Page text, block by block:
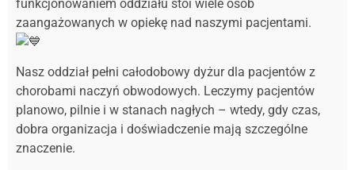
funkcjonowaniem oddziału stoi wiele osób
zaangażowanych w opiekę nad naszymi pacjentami.
Nasz oddział pełni całodobowy dyżur dla pacjentów z
chorobami naczyń obwodowych. Leczymy pacjentów
planowo, pilnie i w stanach nagłych – wtedy, gdy czas,
dobra organizacja i doświadczenie mają szczególne
znaczenie.